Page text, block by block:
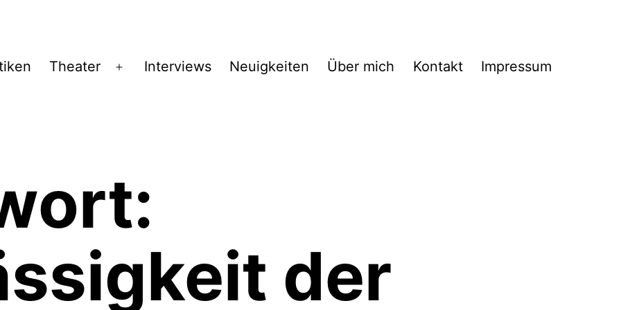
Theater
Menü
Interviews Neuigkeiten Über mich Kontakt Impressum
der